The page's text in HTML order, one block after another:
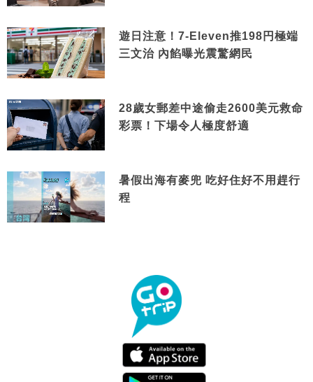
遊日注意！7-Eleven推198円極端
三文治 內餡曝光震驚網民
28歲女郵差中途偷走2600美元救命
彩票！下場令人極度舒適
暑假出海有麥兜 吃好住好不用趕行
程